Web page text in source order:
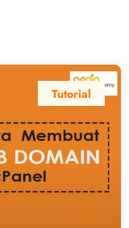
Tutorial